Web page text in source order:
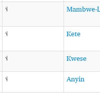
˦˨ Mambwe-
˦˨ Kete
˦˨
Kwese
˦˨
Anyin